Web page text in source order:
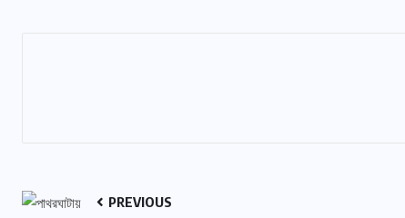
PREVIOUS